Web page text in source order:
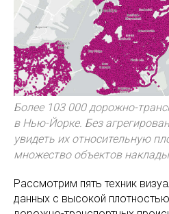
Более 103 000 дорожно-
в Нью-Йорке. Без
увидеть их относительную
множество объектов
Рассмотрим пять техник
данных с высокой